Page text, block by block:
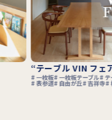
“テーブル VIN フェ
一枚板 一枚板テーブル テ
表参道 自由が丘 吉祥寺